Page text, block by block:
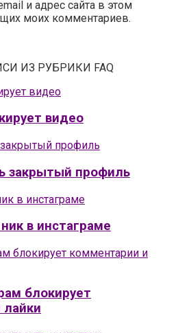
и адрес сайта в этом
моих комментариев.
ИЗ РУБРИКИ FAQ
видео
закрытый профиль
в инстаграме
блокирует